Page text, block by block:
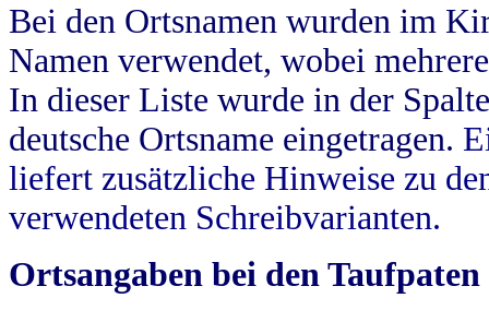
Bei den Ortsnamen wurden im
Namen verwendet, wobei
In dieser Liste wurde in der
deutsche Ortsname eingetragen.
liefert zusätzliche Hinweise zu
verwendeten Schreibvarianten.
Ortsangaben bei den Taufpaten